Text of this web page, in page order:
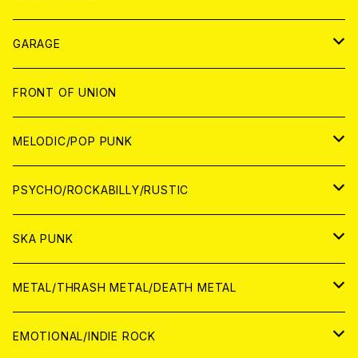
ANALOG
GARAGE
JAPAN
アナログ
CD
WORLD
アナログ
CD
FRONT OF UNION
MELODIC/POP PUNK
JAPAN
CD
ANALOG
WORLD
CD
ANALOG
PSYCHO/ROCKABILLY/RUSTIC
JAPAN
CD
ANALOG
WORLD
CD
SKA PUNK
JAPAN
CD
WORLD
METAL/THRASH METAL/DEATH METAL
JAPAN
EMOTIONAL/INDIE ROCK